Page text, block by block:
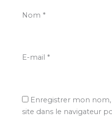
Nom *
E-mail *
Enregistrer mon
site dans le navigateur